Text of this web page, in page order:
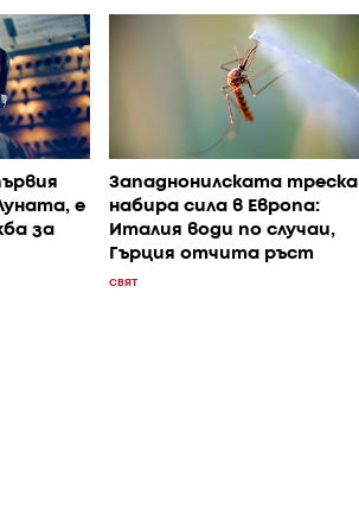
е
за
Западнонилската треска
набира сила в Европа:
Италия води по случаи,
Гърция отчита ръст
СВЯТ